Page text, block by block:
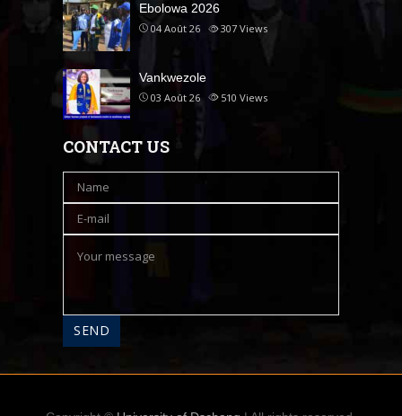
Ebolowa 2026
04 Août 26 307 Views
Vankwezole
03 Août 26 510 Views
CONTACT US